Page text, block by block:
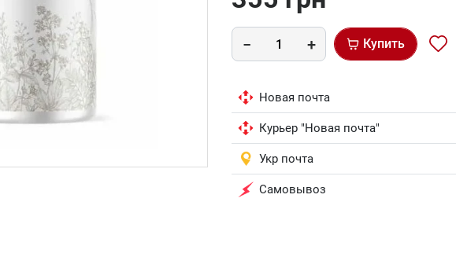
Купить
Новая почта
Курьер "Новая почта"
Укр почта
Самовывоз